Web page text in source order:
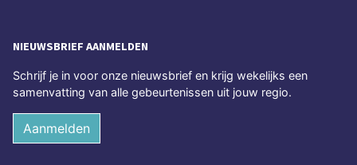
NIEUWSBRIEF AANMELDEN
Schrijf je in voor onze nieuwsbrief en krijg wekelijks een
samenvatting van alle gebeurtenissen uit jouw regio.
Aanmelden